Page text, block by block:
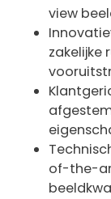
view
zakelijke
of-the-